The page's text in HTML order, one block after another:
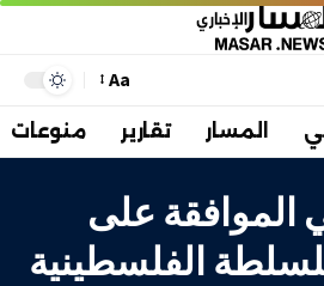
Aa
المسار تقارير منوعات
الموافقة على
الفلسطينية